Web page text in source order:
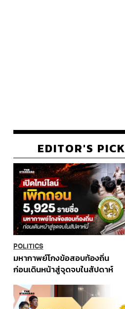
EDITOR'S PICK
POLITICS
มหากาพย์โกงข้อสอบท้องถิ่น
ก่อนเดินหน้าสู่จุดจบในสัปดาห์